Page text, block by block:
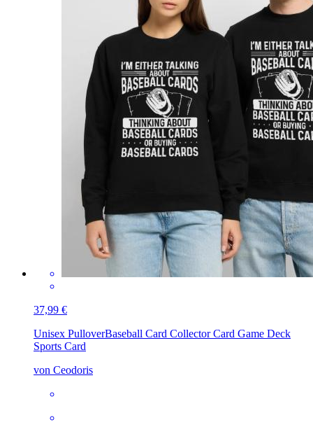
37,99 €
Unisex PulloverBaseball Card Collector Card Game Deck
Sports Card
von Ceodoris